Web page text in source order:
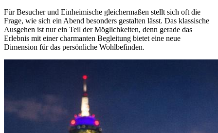
Für Besucher und Einheimische gleichermaßen stellt sich oft die
Frage, wie sich ein Abend besonders gestalten lässt. Das klassische
Ausgehen ist nur ein Teil der Möglichkeiten, denn gerade das
Erlebnis mit einer charmanten Begleitung bietet eine neue
Dimension für das persönliche Wohlbefinden.